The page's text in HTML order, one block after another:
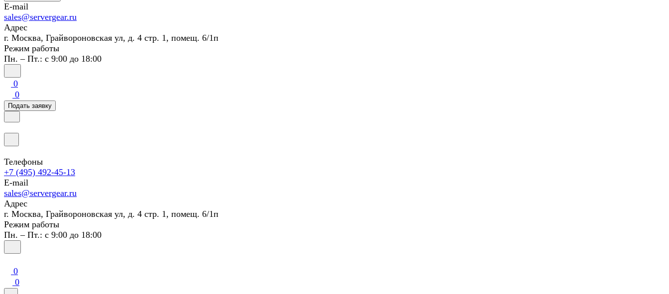
E-mail
sales@servergear.ru
Адрес
г. Москва, Грайвороновская ул, д. 4 стр. 1, помещ. 6/1п
Режим работы
Пн. – Пт.: с 9:00 до 18:00
0
0
Подать заявку
Телефоны
+7 (495) 492-45-13
E-mail
sales@servergear.ru
Адрес
г. Москва, Грайвороновская ул, д. 4 стр. 1, помещ. 6/1п
Режим работы
Пн. – Пт.: с 9:00 до 18:00
0
0